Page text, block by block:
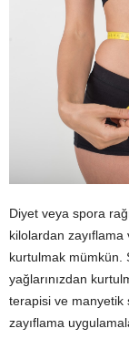
Diyet veya spora
kilolardan
kurtulmak mümkün.
yağlarınızdan
terapisi ve manyetik
zayıflama